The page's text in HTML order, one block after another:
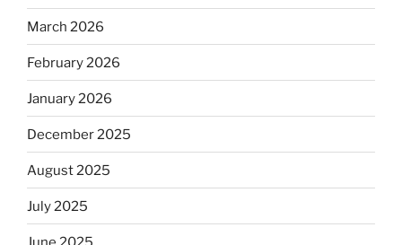
March 2026
February 2026
January 2026
December 2025
August 2025
July 2025